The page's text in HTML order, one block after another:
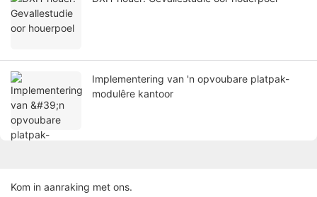
Implementering van 'n opvoubare platpak-
modulêre kantoor
Kom in aanraking met ons.